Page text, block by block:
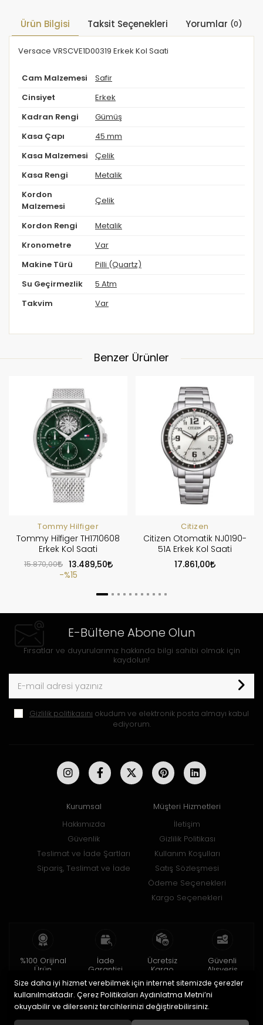
Ürün Bilgisi Taksit Seçenekleri Yorumlar (0)
Versace VRSCVE1D00319 Erkek Kol Saati
Cam Malzemesi Safir
Cinsiyet Erkek
Kadran Rengi Gümüş
Kasa Çapı 45 mm
Kasa Malzemesi Çelik
Kasa Rengi Metalik
Kordon
Malzemesi
Çelik
Kordon Rengi Metalik
Kronometre Var
Makine Türü Pilli (Quartz)
Su Geçirmezlik 5 Atm
Takvim Var
Benzer Ürünler
Tommy Hilfiger
Tommy Hilfiger TH1710608
Erkek Kol Saati
15.870,00
13.489,50
%15
Citizen
Citizen Otomatik NJ0190-
51A Erkek Kol Saati
17.861,00
E-Bültene Abone Olun
Fırsatlar ve duyurularımız hakkında bilgi sahibi olmak için
kaydolun!
Gizlilik politikasını okudum ve elektronik posta almayı kabul
ediyorum.
Kurumsal
Hakkımızda
Güvenlik
Teslimat ve İade Şartları
Sipariş, Teslimat ve İade
Müşteri Hizmetleri
İletişim
Gizlilik Politikası
Kullanım Koşulları
Satış Sözleşmesi
Ödeme Seçenekleri
Kargo Seçenekleri
%100 Orijinal
Ürün
2 yıl garanti
İade
Garantisi
15 gün içinde
iade
Ücretsiz
Kargo
150 TL ve üzeri
Güvenli
Alışveriş
256bit SSL ile
Size daha iyi hizmet verebilmek için internet sitemizde çerezler
kullanılmaktadır. Çerez Politikaları Aydınlatma Metni’ni
okuyabilir ve dilerseniz tercihlerinizi değiştirebilirsiniz.